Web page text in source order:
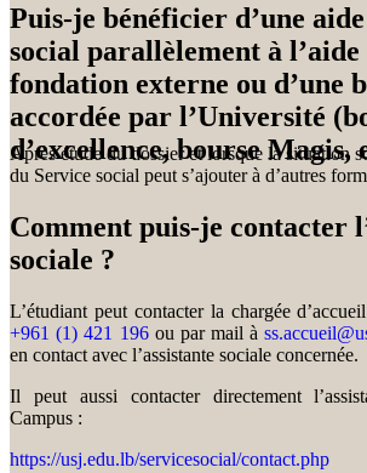
Puis-je bénéficier d’une
social parallèlement à l’aide
fondation externe ou d’une
accordée par l’Université
d’excellence, bourse Magis,
Après étude du dossier et lorsque la situation
du Service social peut s’ajouter à d’autres
Comment puis-je contacter
sociale ?
L’étudiant peut contacter la chargée
+961 (1) 421 196ou par mail à
en contact avec l’assistante sociale concernée.
Il peut aussi contacter directement
Campus :
https://usj.edu.lb/servicesocial/contact.php